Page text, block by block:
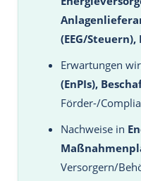
(EEG/
Erwartungen
(EnPIs),
Förder-/
Nachweise in
Versorgern/